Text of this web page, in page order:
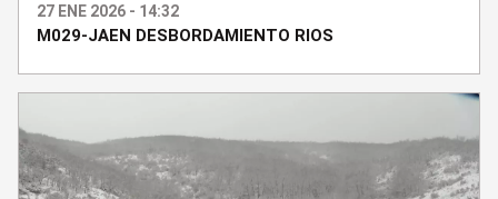
27 ENE 2026 - 14:32
M029-JAEN DESBORDAMIENTO RIOS